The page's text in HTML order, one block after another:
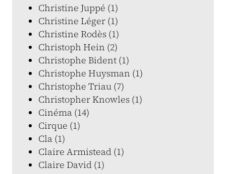
Christine Juppé (1)
Christine Léger (1)
Christine Rodès (1)
Christoph Hein (2)
Christophe Bident (1)
Christophe Huysman (1)
Christophe Triau (7)
Christopher Knowles (1)
Cinéma (14)
Cirque (1)
Cla (1)
Claire Armistead (1)
Claire David (1)